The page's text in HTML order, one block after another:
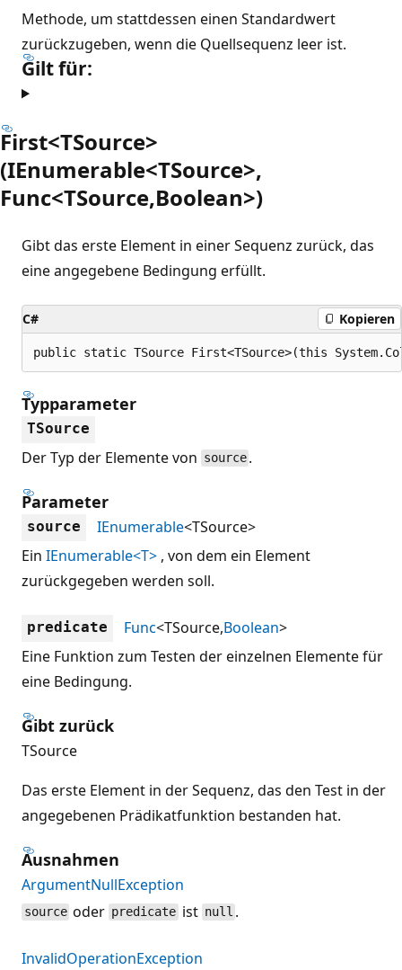
Methode, um stattdessen einen Standardwert
zurückzugeben, wenn die Quellsequenz leer ist.
Gilt für:
First<TSource>
(IEnumerable<TSource>,
Func<TSource,Boolean>)
Gibt das erste Element in einer Sequenz zurück, das
eine angegebene Bedingung erfüllt.
C# Kopieren
public static TSource First<TSource>(this
Typparameter
TSource
Der Typ der Elemente von source .
Parameter
source IEnumerable<TSource>
Ein IEnumerable<T> , von dem ein Element
zurückgegeben werden soll.
predicate Func<TSource,Boolean>
Eine Funktion zum Testen der einzelnen Elemente für
eine Bedingung.
Gibt zurück
TSource
Das erste Element in der Sequenz, das den Test in der
angegebenen Prädikatfunktion bestanden hat.
Ausnahmen
ArgumentNullException
source oder predicate ist null .
InvalidOperationException